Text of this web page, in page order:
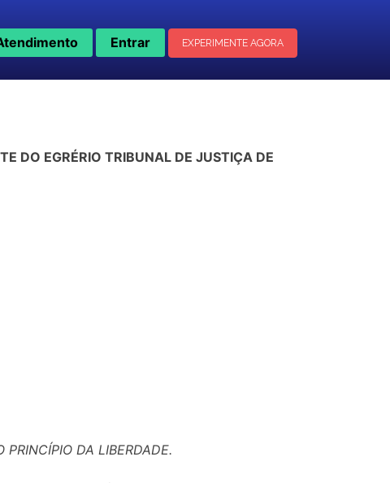
Entrar EXPERIMENTE AGORA
DO EGRÉRIO TRIBUNAL DE JUSTIÇA DE
DA LIBERDADE.